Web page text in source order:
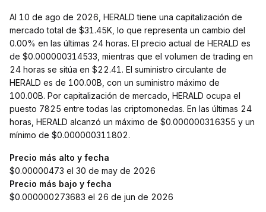
Al 10 de ago de 2026, HERALD tiene una capitalización de
mercado total de $31.45K, lo que representa un cambio del
0.00% en las últimas 24 horas. El precio actual de HERALD es
de $0.000000314533, mientras que el volumen de trading en
24 horas se sitúa en $22.41. El suministro circulante de
HERALD es de 100.00B, con un suministro máximo de
100.00B. Por capitalización de mercado, HERALD ocupa el
puesto 7825 entre todas las criptomonedas. En las últimas 24
horas, HERALD alcanzó un máximo de $0.000000316355 y un
mínimo de $0.000000311802.
Precio más alto y fecha
$0.00000473 el 30 de may de 2026
Precio más bajo y fecha
$0.000000273683 el 26 de jun de 2026